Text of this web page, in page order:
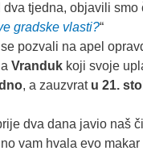
tjedna, objavili smo
gradske vlasti?“
pozvali na apel
Vrandukkoji svoje
, a zauzvrat u 21.
dva dana javio naš
vam hvala evo